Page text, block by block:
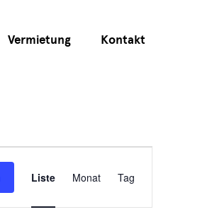
Vermietung Kontakt
Ansichten-
Liste Monat Tag